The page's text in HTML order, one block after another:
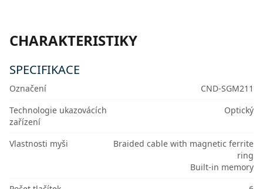
CHARAKTERISTIKY
SPECIFIKACE
Označení
CND-SGM211
Technologie ukazovácích
zařízení
Optický
Vlastnosti myši
Braided cable with magnetic ferrite
ring
Built-in memory